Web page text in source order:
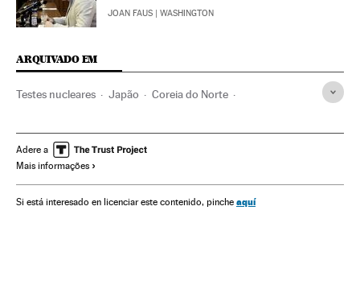
JOAN FAUS | WASHINGTON
ARQUIVADO EM
Testes nucleares Japão Coreia do Norte
Armamento Ásia Defesa
Adere a
Mais informações
Si está interesado en licenciar este contenido, pinche aquí